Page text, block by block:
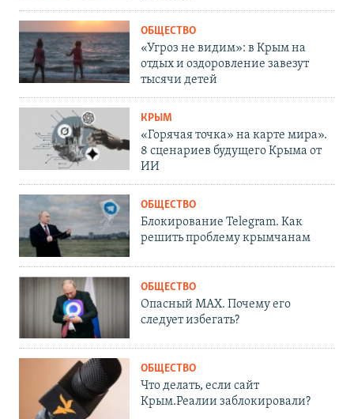
ОБЩЕСТВО
«Угроз не видим»: в Крым на
отдых и оздоровление завезут
тысячи детей
КРЫМ
«Горячая точка» на карте мира».
8 сценариев будущего Крыма от
ИИ
ОБЩЕСТВО
Блокирование Telegram. Как
решить проблему крымчанам
ОБЩЕСТВО
Опасный MAX. Почему его
следует избегать?
ОБЩЕСТВО
Что делать, если сайт
Крым.Реалии заблокировали?